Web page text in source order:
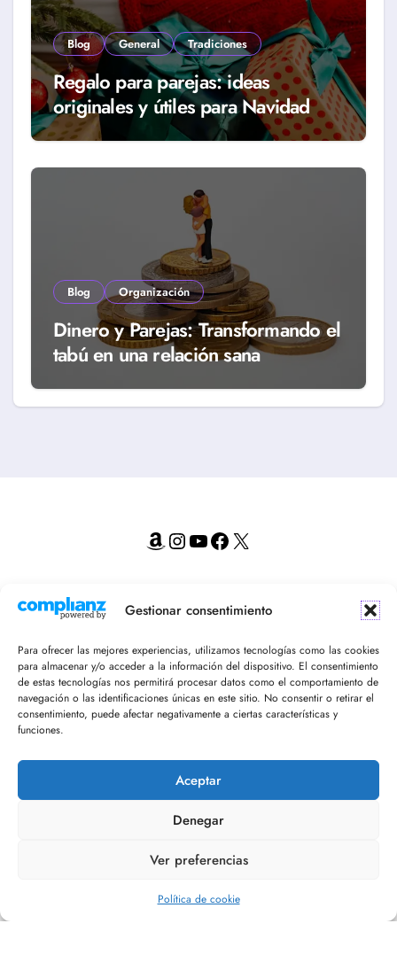
Gestionar consentimiento
Para ofrecer las mejores experiencias, utilizamos tecnologías como las cookies
para almacenar y/o acceder a la información del dispositivo. El consentimiento
de estas tecnologías nos permitirá procesar datos como el comportamiento de
navegación o las identificaciones únicas en este sitio. No consentir o retirar el
consentimiento, puede afectar negativamente a ciertas características y
funciones.
Aceptar
Denegar
Ver preferencias
Política de cookie
Blog General Tradiciones
Regalo para parejas: ideas
originales y útiles para Navidad
Blog Organización
Dinero y Parejas: Transformando el
tabú en una relación sana
Amazon
Instagram
YouTube
Facebook
X
¡Recibe en tu email nuestro newsletter!
Editorial Refugio